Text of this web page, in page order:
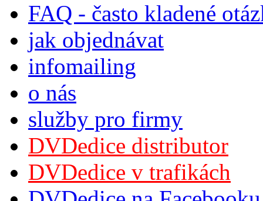
FAQ - často kladené
jak objednávat
infomailing
o nás
služby pro firmy
DVDedice distributor
DVDedice v trafikách